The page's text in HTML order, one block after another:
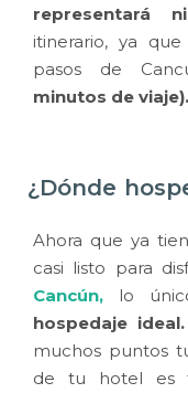
representará
itinerario, ya
pasos de
minutos de viaje).
¿Dónde
Ahora que ya
casi listo para
Cancún, lo
hospedaje ideal.
muchos puntos
de tu hotel es